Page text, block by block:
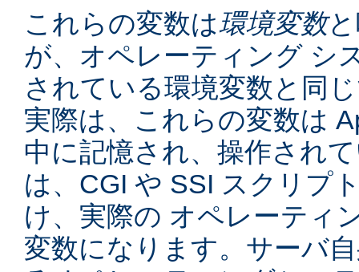
これらの変数は環境変数
が、オペレーティング シ
されている環境変数と同
実際は、これらの変数は
中に記憶され、操作され
は、CGI や SSI スクリプ
け、実際の オペレーティ
変数になります。サーバ